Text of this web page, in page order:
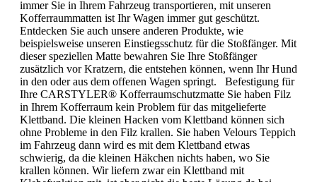
immer Sie in Ihrem Fahrzeug transportieren, mit unseren
Kofferraummatten ist Ihr Wagen immer gut geschützt.
Entdecken Sie auch unsere anderen Produkte, wie
beispielsweise unseren Einstiegsschutz für die Stoßfänger. Mit
dieser speziellen Matte bewahren Sie Ihre Stoßfänger
zusätzlich vor Kratzern, die entstehen können, wenn Ihr Hund
in den oder aus dem offenen Wagen springt. Befestigung für
Ihre CARSTYLER® Kofferraumschutzmatte Sie haben Filz
in Ihrem Kofferraum kein Problem für das mitgelieferte
Klettband. Die kleinen Hacken vom Klettband können sich
ohne Probleme in den Filz krallen. Sie haben Velours Teppich
im Fahrzeug dann wird es mit dem Klettband etwas
schwierig, da die kleinen Häkchen nichts haben, wo Sie
krallen können. Wir liefern zwar ein Klettband mit